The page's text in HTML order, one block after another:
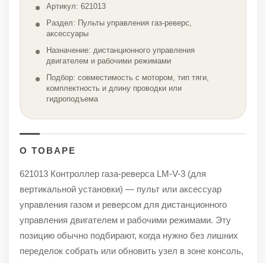
Артикул: 621013
Раздел: Пульты управления газ-реверс,
аксессуары
Назначение: дистанционного управления
двигателем и рабочими режимами
Подбор: совместимость с мотором, тип тяги,
комплектность и длину проводки или
гидроподъема
О ТОВАРЕ
621013 Контроллер газа-реверса LM-V-3 (для
вертикальной установки) — пульт или аксессуар
управления газом и реверсом для дистанционного
управления двигателем и рабочими режимами. Эту
позицию обычно подбирают, когда нужно без лишних
переделок собрать или обновить узел в зоне консоль,